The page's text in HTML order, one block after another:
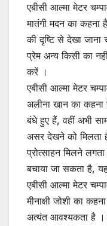
एबीसी आल्मा मेटर
मातंगी मदन का कहना
की दृष्टि से देखा जाना
प्रेम अन्य किसी का
करें ।
एबीसी आल्मा मेटर
अलीना खान का कहना
बंधे हुए हैं, वहीं अभी
असर देखने को मिलता
प्रोत्साहन मिलने
बचाया जा सकता है,
‌‌एबीसी आल्मा मेटर
मीनाक्षी जोशी का
अत्यंत आवश्यकता है ।